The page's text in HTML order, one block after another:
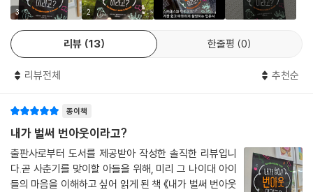
권과 의미를 되찾을 수 있다. 마지막 ‘내일을 그리기’ 단계(192면)에서는
비로소 미래를 그려 보고 변화를 향한 발걸음을 내디딜 수 있도록 돕는다.
이때의 회복은 반드시 학교로 돌아가는 것을 전제하지 않는다. 학교가 아
닌 다른 배움의 길도 있으며 인생에는 다양한 경로가 있다는 사실을 실제
사례들을 통해 섬세히 안내한다.
번아웃을 겪는 아이와 어려운 시간을 보낼 보호자들을 위한 조언도 놓치지
않는다. 부록의 ‘어른들을 위한 청소년 번아웃 가이드’(221면)는 상황을 받
아들이고 함께 회복으로 나아가도록 돕는 또 하나의 친절한 가이드북이다.
『내가 벌써 번아웃이라고?』는 다정하고 섬세한 조언과 실용적인 실천법들
을 통해 새로운 길로 나아가고자 하는 청소년과 어른 모두를 위한 책이다.
3 2
리뷰 13 한줄평 0
리뷰전체 추천순
종이책
내가 벌써 번아웃이라고?
출판사로부터 도서를 제공받아 작성한 솔직한 리뷰입니
다.곧 사춘기를 맞이할 아들을 위해, 미리 그 나이대 아이
들의 마음을 이해하고 싶어 읽게 된 책 《내가 벌써 번아웃